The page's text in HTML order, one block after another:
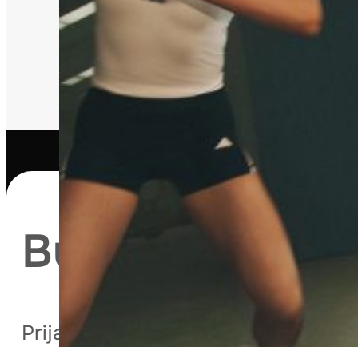
Budite u toku
Prijavite se na Les Mills Balkan